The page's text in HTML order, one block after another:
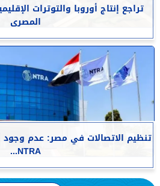
تراجع إنتاج أوروبا والتوترات
المصرى
NTRA...